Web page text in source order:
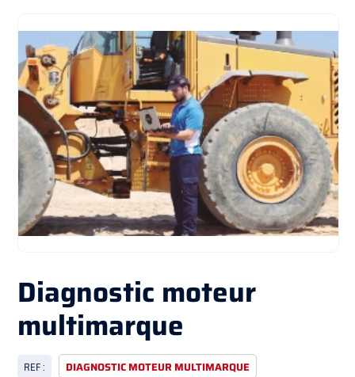
Diagnostic moteur
multimarque
REF : DIAGNOSTIC MOTEUR MULTIMARQUE